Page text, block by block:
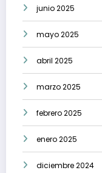
junio 2025
mayo 2025
abril 2025
marzo 2025
febrero 2025
enero 2025
diciembre 2024